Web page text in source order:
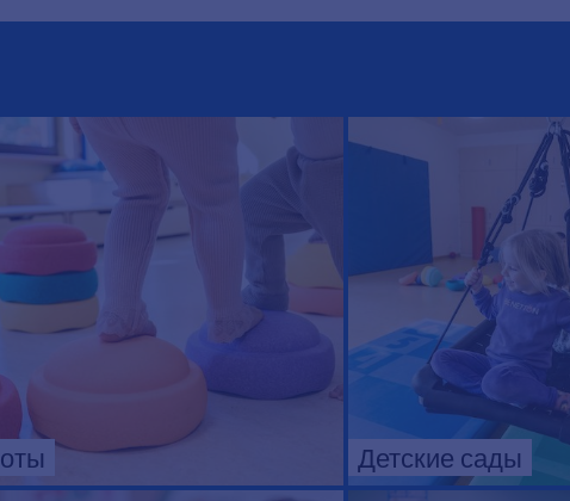
Детские сады